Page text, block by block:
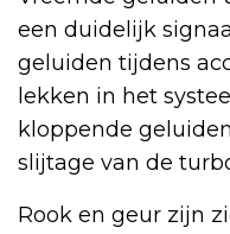
een duidelijk
geluiden tijdens
lekken in het
kloppende
slijtage van de
Rook en geur zijn